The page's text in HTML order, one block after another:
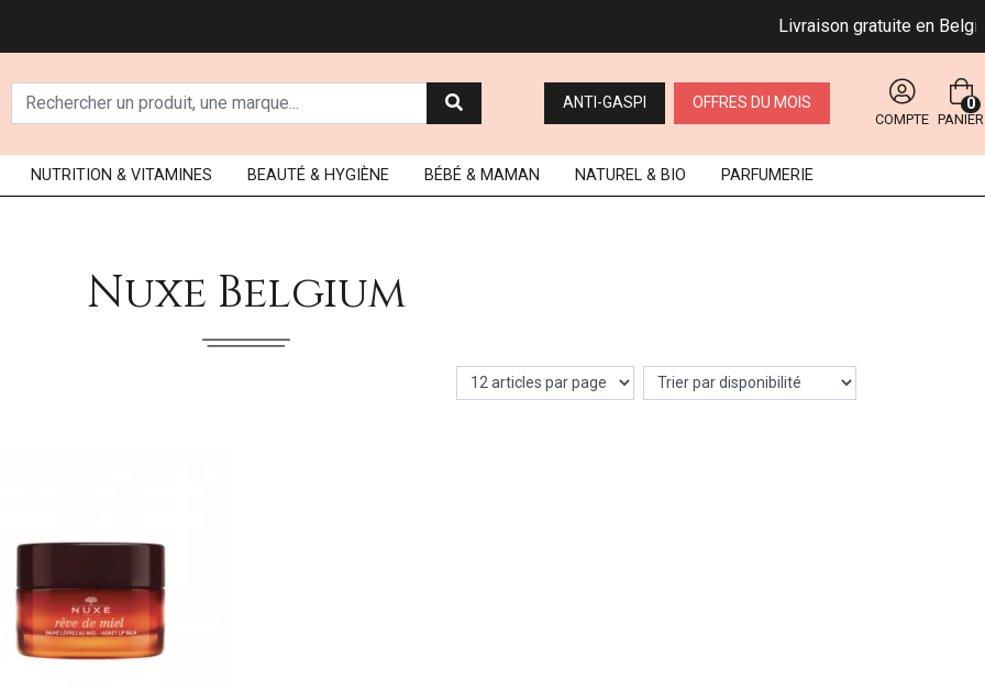
Livraison gratuite en
ANTI-GASPI OFFRES DU MOIS
COMPTE PANIER
0
NUTRITION & VITAMINES BEAUTÉ & HYGIÈNE BÉBÉ & MAMAN NATUREL & BIO PARFUMERIE
Nuxe Belgium